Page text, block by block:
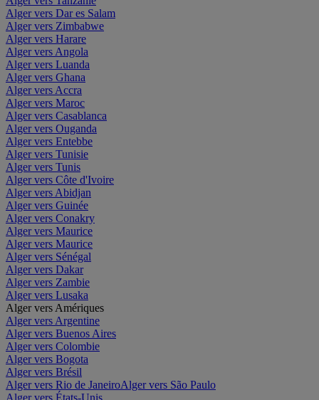
Alger vers Dar es Salam
Alger vers Zimbabwe
Alger vers Harare
Alger vers Angola
Alger vers Luanda
Alger vers Ghana
Alger vers Accra
Alger vers Maroc
Alger vers Casablanca
Alger vers Ouganda
Alger vers Entebbe
Alger vers Tunisie
Alger vers Tunis
Alger vers Côte d'Ivoire
Alger vers Abidjan
Alger vers Guinée
Alger vers Conakry
Alger vers Maurice
Alger vers Maurice
Alger vers Sénégal
Alger vers Dakar
Alger vers Zambie
Alger vers Lusaka
Alger vers Amériques
Alger vers Argentine
Alger vers Buenos Aires
Alger vers Colombie
Alger vers Bogota
Alger vers Brésil
Alger vers Rio de JaneiroAlger vers São Paulo
Alger vers États-Unis